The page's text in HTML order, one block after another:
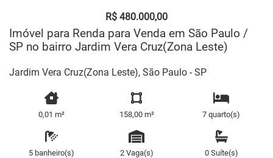
R$ 480.000,00
Imóvel para Renda para Venda em São Paulo /
SP no bairro Jardim Vera Cruz(Zona Leste)
Jardim Vera Cruz(Zona Leste), São Paulo - SP
0,01 m² 158,00 m² 7 quarto(s)
5 banheiro(s) 2 Vaga(s) 0 Suíte(s)